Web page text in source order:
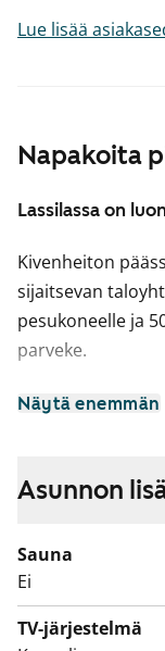
Napakoita
Lassilassa on
Kivenheiton
sijaitsevan
pesukoneelle ja
parveke.
Näytä enemmän
Lue lisää
Asunnon
Sauna
Ei
TV-järjestelmä